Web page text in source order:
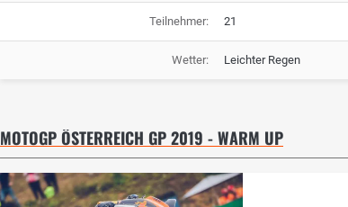
Teilnehmer: 21
Wetter: Leichter Regen
MOTOGP ÖSTERREICH GP 2019 - WARM UP